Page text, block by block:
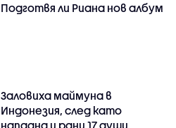
Подготвя ли Риана нов албум
Заловиха маймуна в
Индонезия, след като
нападна и рани 17 души